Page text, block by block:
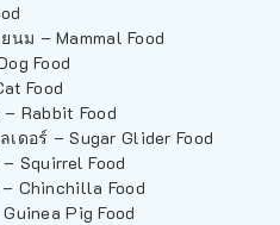
นม – Mammal Food
Food
Food
Rabbit Food
เดอร์ – Sugar Glider Food
Squirrel Food
Chinchilla Food
Pig Food